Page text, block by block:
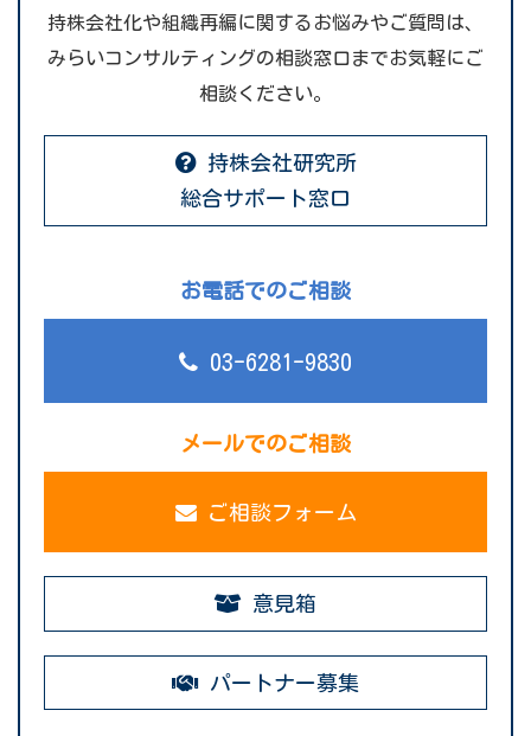
持株会社化や組織再編に関するお悩みやご質問は、
みらいコンサルティングの相談窓口までお気軽にご
相談ください。
持株会社研究所
総合サポート窓口
お電話でのご相談
03-6281-9830
メールでのご相談
ご相談フォーム
意見箱
パートナー募集